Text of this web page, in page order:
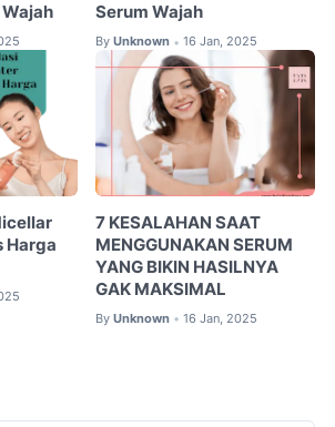
Serum Wajah
By Unknown • 16 Jan, 2025
Harga
7 KESALAHAN SAAT
MENGGUNAKAN SERUM
YANG BIKIN HASILNYA
GAK MAKSIMAL
By Unknown • 16 Jan, 2025